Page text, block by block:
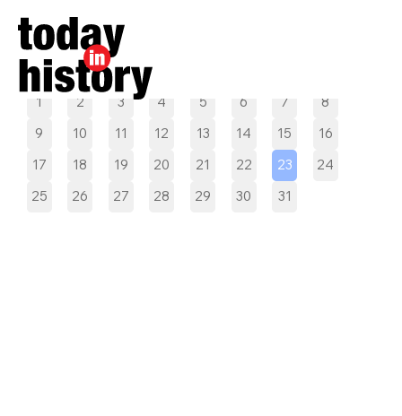
Pilih tanggal
1 2 3 4 5 6 7
8
9
10 11 12 13 14 15
16
17
18 19 20 21 22 23
24
25
26 27 28 29 30 31